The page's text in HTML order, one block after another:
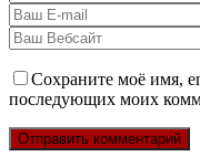
Сохраните моё имя,
последующих моих